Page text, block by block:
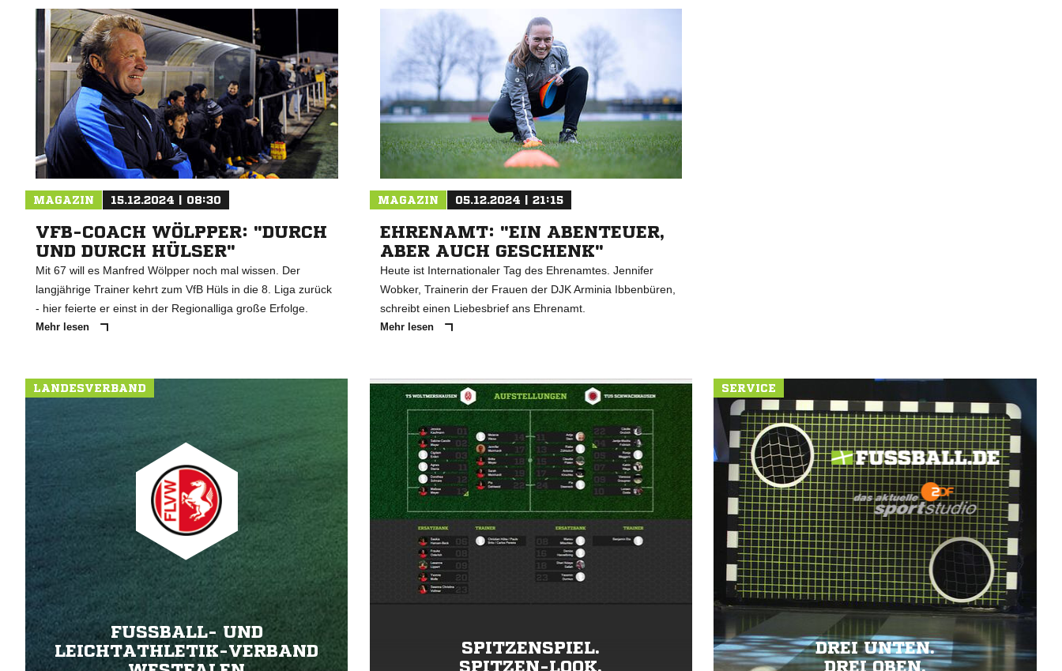
MAGAZIN 15.12.2024 | 08:30
VFB-COACH WÖLPPER: "DURCH
UND DURCH HÜLSER"
Mit 67 will es Manfred Wölpper noch mal wissen. Der
langjährige Trainer kehrt zum VfB Hüls in die 8. Liga zurück
- hier feierte er einst in der Regionalliga große Erfolge.
Mehr lesen
MAGAZIN 05.12.2024 | 21:15
EHRENAMT: "EIN ABENTEUER,
ABER AUCH GESCHENK"
Heute ist Internationaler Tag des Ehrenamtes. Jennifer
Wobker, Trainerin der Frauen der DJK Arminia Ibbenbüren,
schreibt einen Liebesbrief ans Ehrenamt.
Mehr lesen
LANDESVERBAND
FUSSBALL- UND L
EICHTATHLETIK-VERBAND W
SPITZENSPIEL.
SPITZEN-LOOK.
SERVICE
DREI UNTEN.
DREI OBEN.